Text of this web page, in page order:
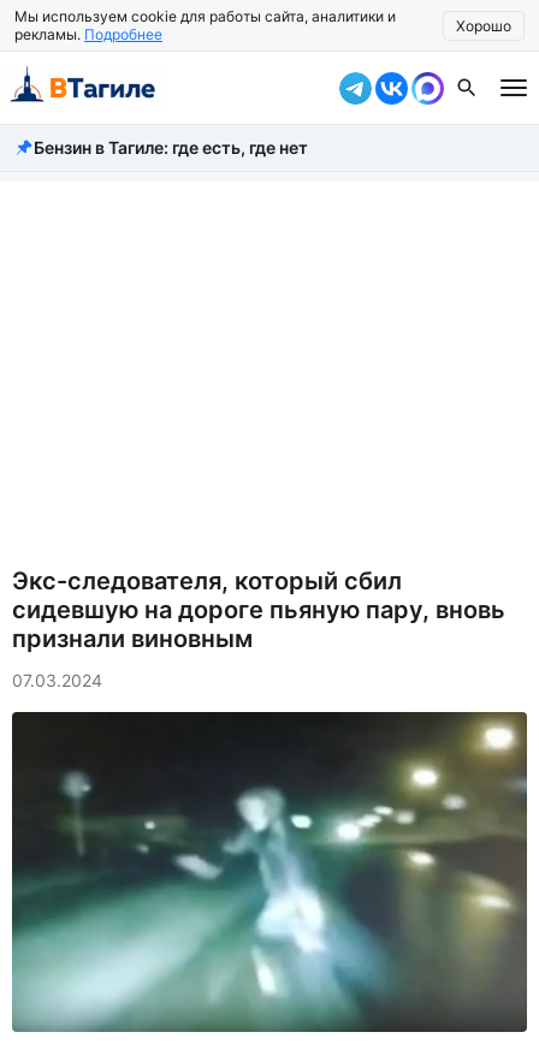
Мы используем cookie для работы сайта, аналитики и
рекламы. Подробнее Хорошо
Все новости
Бензин в Тагиле: где есть, где нет
Экс-следователя, который сбил
сидевшую на дороге пьяную пару, вновь
признали виновным
07.03.2024